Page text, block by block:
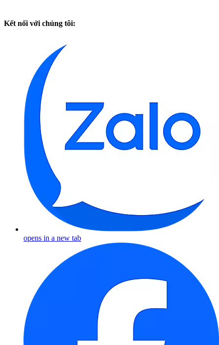
Kết nối với chúng tôi:
opens in a new tab